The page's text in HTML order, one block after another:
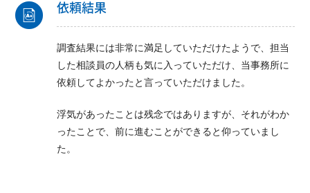
依頼結果
調査結果には非常に満足していただけたようで、担当
した相談員の人柄も気に入っていただけ、当事務所に
依頼してよかったと言っていただけました。
浮気があったことは残念ではありますが、それがわか
ったことで、前に進むことができると仰っていまし
た。